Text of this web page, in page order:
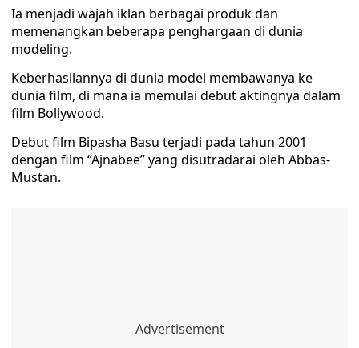
Ia menjadi wajah iklan berbagai produk dan
memenangkan beberapa penghargaan di dunia
modeling.
Keberhasilannya di dunia model membawanya ke
dunia film, di mana ia memulai debut aktingnya dalam
film Bollywood.
Debut film Bipasha Basu terjadi pada tahun 2001
dengan film “Ajnabee” yang disutradarai oleh Abbas-
Mustan.